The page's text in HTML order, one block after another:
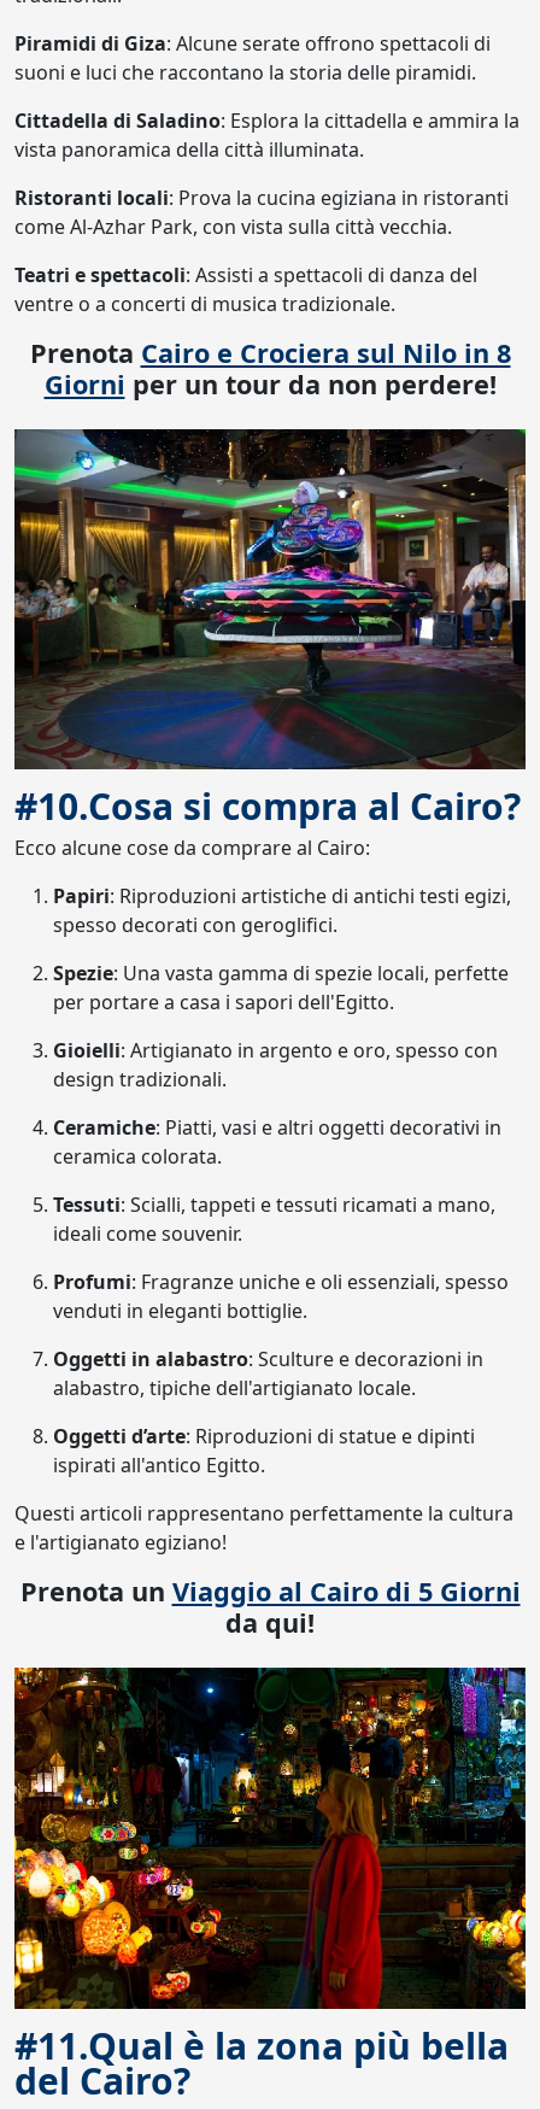
Piramidi di Giza: Alcune serate offrono spettacoli di
suoni e luci che raccontano la storia delle piramidi.
Cittadella di Saladino: Esplora la cittadella e ammira la
vista panoramica della città illuminata.
Ristoranti locali: Prova la cucina egiziana in ristoranti
come Al-Azhar Park, con vista sulla città vecchia.
Teatri e spettacoli: Assisti a spettacoli di danza del
ventre o a concerti di musica tradizionale.
Prenota Cairo e Crociera sul Nilo in 8
Giorni per un tour da non perdere!
#10.Cosa si compra al Cairo?
Ecco alcune cose da comprare al Cairo:
Papiri: Riproduzioni artistiche di antichi testi egizi,
spesso decorati con geroglifici.
Spezie: Una vasta gamma di spezie locali, perfette
per portare a casa i sapori dell'Egitto.
Gioielli: Artigianato in argento e oro, spesso con
design tradizionali.
Ceramiche: Piatti, vasi e altri oggetti decorativi in
ceramica colorata.
Tessuti: Scialli, tappeti e tessuti ricamati a mano,
ideali come souvenir.
Profumi: Fragranze uniche e oli essenziali, spesso
venduti in eleganti bottiglie.
Oggetti in alabastro: Sculture e decorazioni in
alabastro, tipiche dell'artigianato locale.
Oggetti d’arte: Riproduzioni di statue e dipinti
ispirati all'antico Egitto.
Questi articoli rappresentano perfettamente la cultura
e l'artigianato egiziano!
Prenota un Viaggio al Cairo di 5 Giorni
da qui!
#11.Qual è la zona più bella
del Cairo?